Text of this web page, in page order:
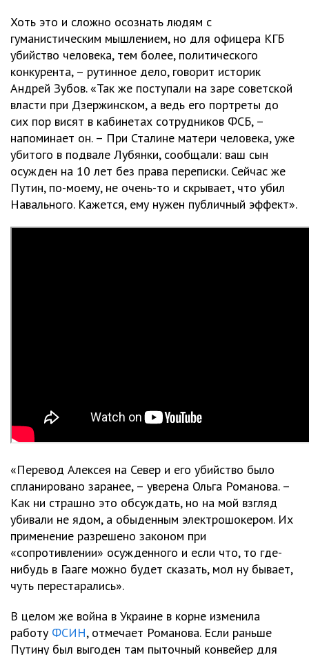
Хоть это и сложно осознать людям с
гуманистическим мышлением, но для офицера КГБ
убийство человека, тем более, политического
конкурента, – рутинное дело, говорит историк
Андрей Зубов. «Так же поступали на заре советской
власти при Дзержинском, а ведь его портреты до
сих пор висят в кабинетах сотрудников ФСБ, –
напоминает он. – При Сталине матери человека, уже
убитого в подвале Лубянки, сообщали: ваш сын
осужден на 10 лет без права переписки. Сейчас же
Путин, по-моему, не очень-то и скрывает, что убил
Навального. Кажется, ему нужен публичный эффект».
«Перевод Алексея на Север и его убийство было
спланировано заранее, – уверена Ольга Романова. –
Как ни страшно это обсуждать, но на мой взгляд
убивали не ядом, а обыденным электрошокером. Их
применение разрешено законом при
«сопротивлении» осужденного и если что, то где-
нибудь в Гааге можно будет сказать, мол ну бывает,
чуть перестарались».
В целом же война в Украине в корне изменила
работу ФСИН, отмечает Романова. Если раньше
Путину был выгоден там пыточный конвейер для